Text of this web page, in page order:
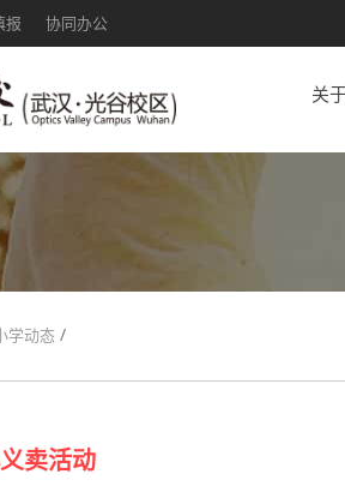
报 协同办公
关
学动态 /
卖活动